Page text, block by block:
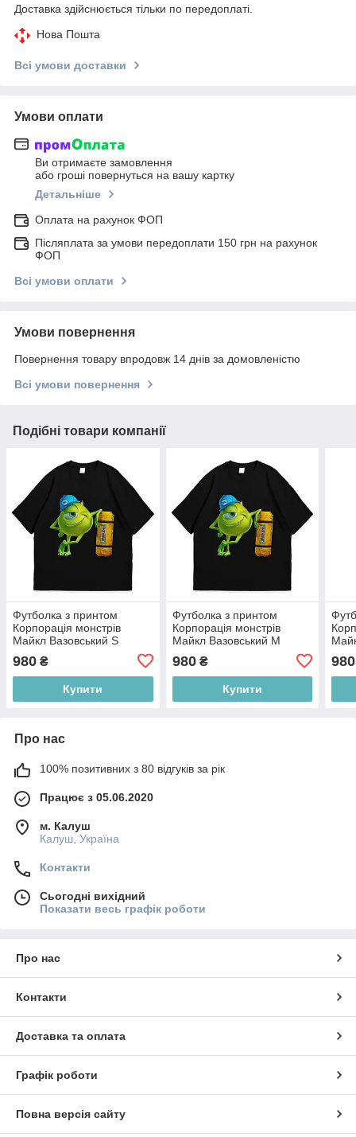
Доставка здійснюється тільки по передоплаті.
Нова Пошта
Всі умови доставки
Умови оплати
Ви отримаєте замовлення
або гроші повернуться на вашу картку
Детальніше
Оплата на рахунок ФОП
Післяплата за умови передоплати 150 грн на рахунок
ФОП
Всі умови оплати
Умови повернення
Повернення товару впродовж 14 днів за домовленістю
Всі умови повернення
Подібні товари компанії
Футболка з принтом
Корпорація монстрів
Майкл Вазовський S
980 ₴
Купити
Футболка з принтом
Корпорація монстрів
Майкл Вазовський M
980₴
Купити
980
Про нас
100% позитивних з 80 відгуків за рік
Працює з 05.06.2020
м. Калуш
Калуш, Україна
Контакти
Сьогодні вихідний
Показати весь графік роботи
Про нас
Контакти
Доставка та оплата
Графік роботи
Повна версія сайту